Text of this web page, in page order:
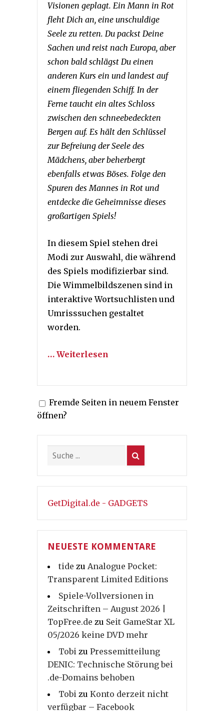
Visionen geplagt. Ein Mann in Rot
fleht Dich an, eine unschuldige
Seele zu retten. Du packst Deine
Sachen und reist nach Europa, aber
schon bald schlägst Du einen
anderen Kurs ein und landest auf
einem fliegenden Schiff. In der
Ferne taucht ein altes Schloss
zwischen den schneebedeckten
Bergen auf. Es hält den Schlüssel
zur Befreiung der Seele des
Mädchens, aber beherbergt
ebenfalls etwas Böses. Folge den
Spuren des Mannes in Rot und
entdecke die Geheimnisse dieses
großartigen Spiels!
In diesem Spiel stehen drei
Modi zur Auswahl, die während
des Spiels modifizierbar sind.
Die Wimmelbildszenen sind in
interaktive Wortsuchlisten und
Umrisssuchen gestaltet
worden.
… Weiterlesen
Fremde Seiten in neuem Fenster
öffnen?
GetDigital.de - GADGETS
NEUESTE KOMMENTARE
tide zu Analogue Pocket:
Transparent Limited Editions
Spiele-Vollversionen in
Zeitschriften – August 2026 |
TopFree.de zu Seit GameStar XL
05/2026 keine DVD mehr
Tobi zu Pressemitteilung
DENIC: Technische Störung bei
.de-Domains behoben
Tobi zu Konto derzeit nicht
verfügbar – Facebook